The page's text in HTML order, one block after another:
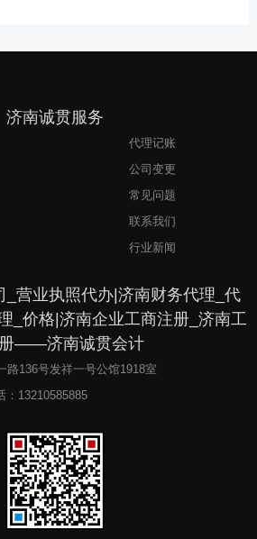
济南诚贯服务
代理记账
公司变更
常见问题
联系我们
行业新闻
_营业执照代办|济南财务代理_代
_价格|济南企业工商注册_济南工
——济南诚贯会计
路136号发祥一号公馆1918室
： 13210585885